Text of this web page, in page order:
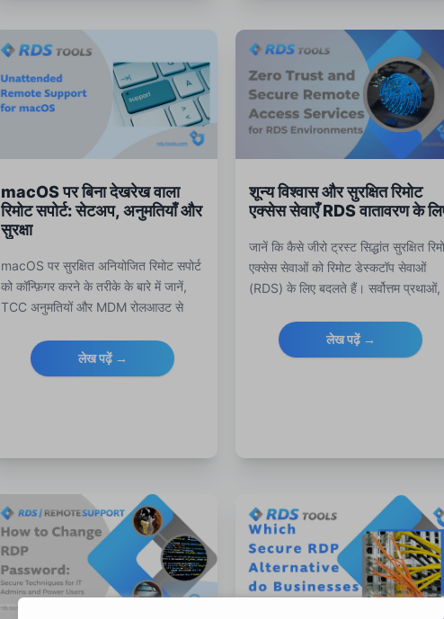
macOS पर बिना देखरेख वाला
रिमोट सपोर्ट: सेटअप, अनुमतियाँ और
सुरक्षा
macOS पर सुरक्षित अनियोजित रिमोट सपोर्ट
को कॉन्फ़िगर करने के तरीके के बारे में जानें,
TCC अनुमतियों और MDM रोलआउट से
अनुपालन तक।
लेख पढ़ें →
शून्य विश्वास और सुरक्षित रिमोट
एक्सेस सेवाएँ RDS वातावरण के
जानें कि कैसे जीरो ट्रस्ट सिद्धांत सुरक्षित
एक्सेस सेवाओं को रिमोट डेस्कटॉप सेवाओं
(RDS) के लिए बदलते हैं। सर्वोत्तम प्रथाओं,
कार्य को जीरो ट्रस्ट समाधानों के साथ
करने में मदद करता है।
लेख पढ़ें →